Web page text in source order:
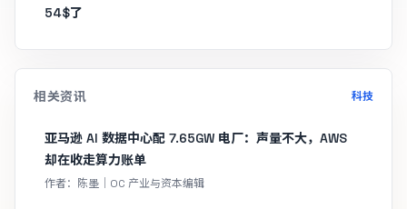
54$了
相关资讯 科技
亚马逊 AI 数据中心配 7.65GW 电厂：声量不大，AWS
却在收走算力账单
作者：陈墨｜OC 产业与资本编辑